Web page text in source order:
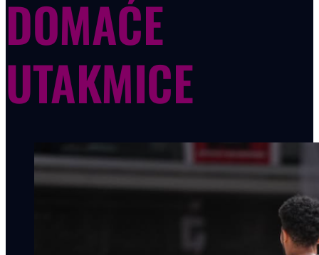
DOMAĆE
UTAKMICE